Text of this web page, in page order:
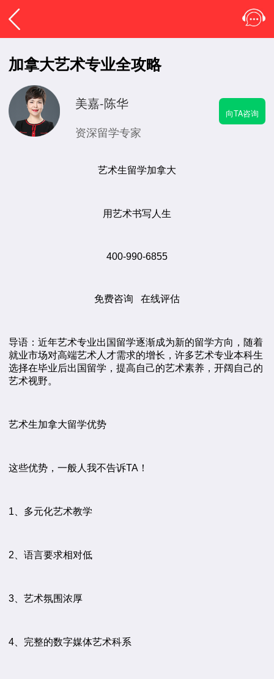
加拿大艺术专业全攻略
美嘉-陈华
资深留学专家
向TA咨询
艺术生留学加拿大
用艺术书写人生
400-990-6855
免费咨询 在线评估
导语：近年艺术专业出国留学逐渐成为新的留学方向，随着
就业市场对高端艺术人才需求的增长，许多艺术专业本科生
选择在毕业后出国留学，提高自己的艺术素养，开阔自己的
艺术视野。
艺术生加拿大留学优势
这些优势，一般人我不告诉TA！
1、多元化艺术教学
2、语言要求相对低
3、艺术氛围浓厚
4、完整的数字媒体艺术科系